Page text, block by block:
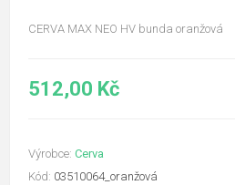
CERVA MAX NEO HV bunda oranžová
512,00 Kč
Výrobce: Cerva
Kód: 03510064_oranžová